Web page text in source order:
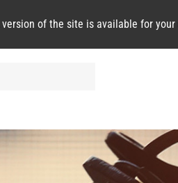
version of the site is available for your